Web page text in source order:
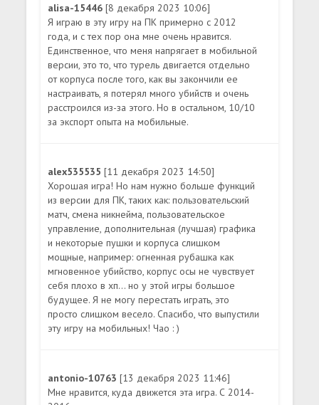
alisa-15446[8 декабря 2023 10:06]
Я играю в эту игру на ПК примерно с 2012
года, и с тех пор она мне очень нравится.
Единственное, что меня напрягает в мобильной
версии, это то, что турель двигается отдельно
от корпуса после того, как вы закончили ее
настраивать, я потерял много убийств и очень
расстроился из-за этого. Но в остальном, 10/10
за экспорт опыта на мобильные.
alex535535[11 декабря 2023 14:50]
Хорошая игра! Но нам нужно больше функций
из версии для ПК, таких как: пользовательский
матч, смена никнейма, пользовательское
управление, дополнительная (лучшая) графика
и некоторые пушки и корпуса слишком
мощные, например: огненная рубашка как
мгновенное убийство, корпус осы не чувствует
себя плохо в хп... но у этой игры большое
будущее. Я не могу перестать играть, это
просто слишком весело. Спасибо, что выпустили
эту игру на мобильных! Чао : )
antonio-10763[13 декабря 2023 11:46]
Мне нравится, куда движется эта игра. С 2014-